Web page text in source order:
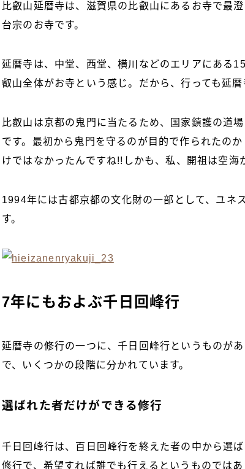
比叡山延暦寺は、滋賀県の比叡山にあるお寺で最
台宗のお寺です。
延暦寺は、中堂、西堂、横川などのエリアにある
叡山全体がお寺という感じ。だから、行っても延暦
比叡山は京都の鬼門に当たるため、国家鎮護の道
です。最初から鬼門を守るのが目的で作られたの
けではなかったんですね!!しかも、私、開祖は空海
1994年には古都京都の文化財の一部として、ユネ
す。
7年にもおよぶ千日回峰行
延暦寺の修行の一つに、千日回峰行というものが
で、いくつかの段階に分かれています。
選ばれた者だけができる修行
千日回峰行は、百日回峰行を終えた者の中から選
修行で、希望すれば誰でも行えるというものではあ